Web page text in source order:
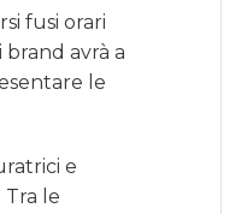
fusi orari
avrà a
le
e
le